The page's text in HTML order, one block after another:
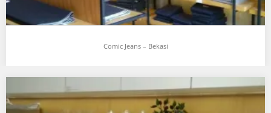
Comic Jeans – Bekasi
…
Comic Jeans – Bekasi